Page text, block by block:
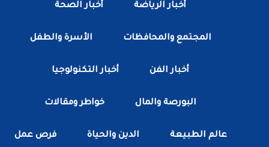
أخبار الرياضة أخبار الصحة
المجتمع والمحافظات الأسرة والطفل
أخبار الفن أخبار التكنولوجيا
البورصة والمال خواطر ومقالات
عالم الطبيعة الدين والحياة فرص عمل